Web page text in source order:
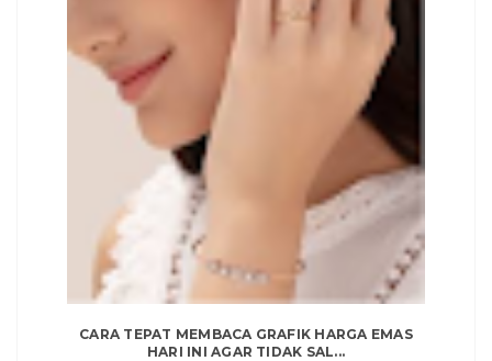
CARA TEPAT MEMBACA GRAFIK HARGA EMAS
HARI INI AGAR TIDAK SAL...